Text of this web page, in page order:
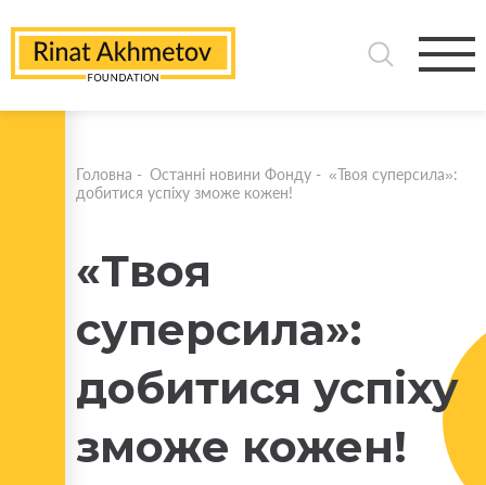
Головна - Останні новини Фонду - «Твоя суперсила»:
добитися успіху зможе кожен!
«Твоя
суперсила»:
добитися успіху
зможе кожен!